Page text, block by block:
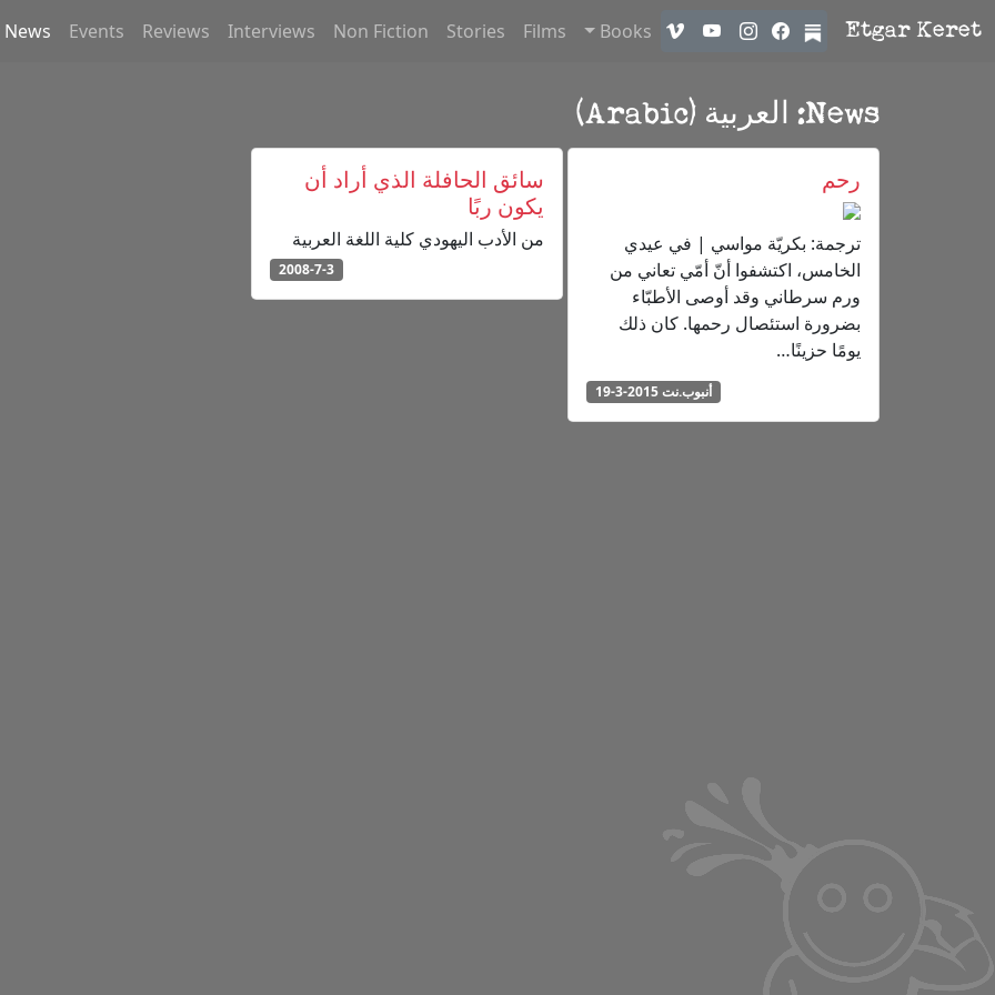
Etgar Keret
Books
Films
Stories
Non Fiction
Interviews
Reviews
Events
News
News: العربية (Arabic)
رحم
ترجمة: بكريّة مواسي | في عيدي
الخامس، اكتشفوا أنّ أمّي تعاني من
ورم سرطاني وقد أوصى الأطبّاء
بضرورة استئصال رحمها. كان ذلك
يومًا حزينًا…
أنبوب.نت 2015-3-19
سائق الحافلة الذي أراد أن
يكون ربًا
من الأدب اليهودي كلية اللغة العربية
2008-7-3